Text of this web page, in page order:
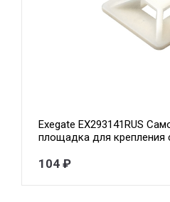
Exegate EX293141RUS
площадка для крепления
+85°C, белая, 100 шт)
104 ₽